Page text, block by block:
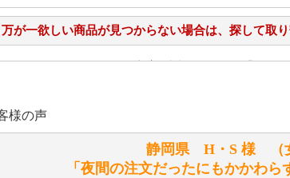
万が一欲しい商品が見つからない場合は、探して取
シュタイフのぬいぐるみは洗濯できますか？ ぬいぐ
洗濯できるのとできないのがあります。
こちらをご覧ください。
静岡県 H・S 様
「夜間の注文だったにもかかわ